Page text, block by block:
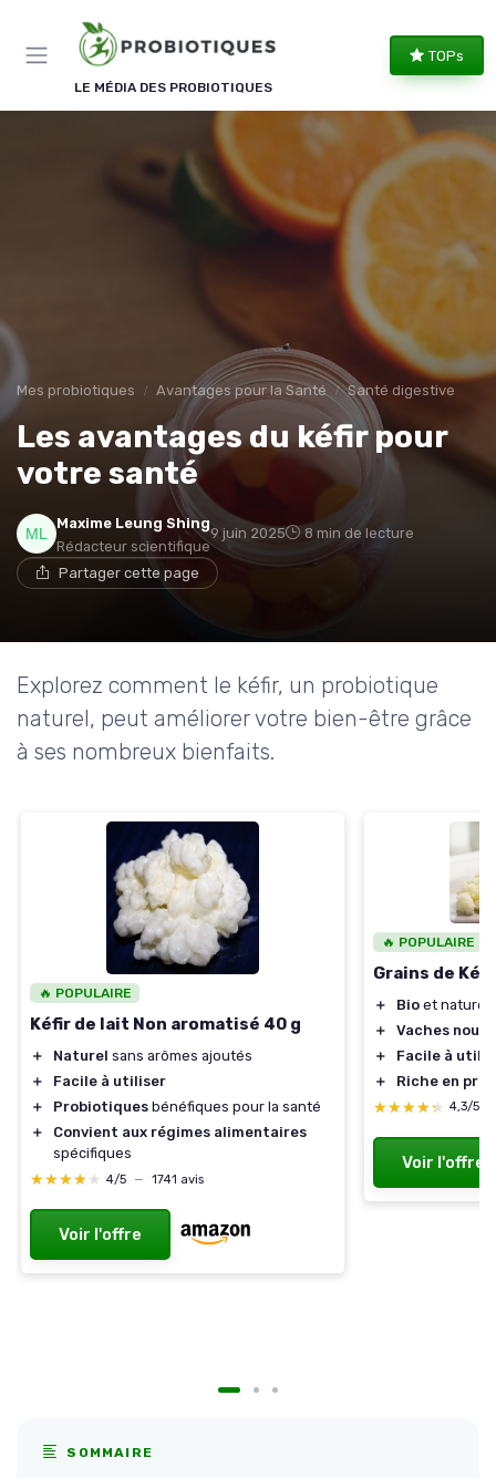
LE MÉDIA DES PROBIOTIQUES
TOPs
Mes probiotiques Avantages pour la Santé Santé digestive
Les avantages du kéfir pour
votre santé
Maxime Leung Shing
Rédacteur scientifique
9 juin 2025 8 min de lecture
Partager cette page
Explorez comment le kéfir, un probiotique
naturel, peut améliorer votre bien-être grâce
à ses nombreux bienfaits.
🔥 POPULAIRE
Kéfir de lait Non aromatisé 40 g
＋ Naturel sans arômes ajoutés
＋
Facile à utiliser
＋
Probiotiques bénéfiques pour la santé
＋
Convient aux régimes alimentaires
spécifiques
★★★★★
★★★★★ 4/5 — 1741 avis
Voir l'offre
🔥 POPULAIRE
Grains de
＋ Bio et naturel
＋
Vaches
＋
Facile à
＋
Riche en
★★★★★
★★★★★ 4,3/5
Voir l'offre
SOMMAIRE